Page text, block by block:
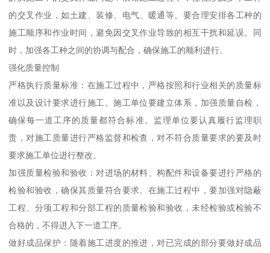
的交叉作业，如土建、装修、电气、暖通等。要合理安排各工种的
施工顺序和作业时间，避免因交叉作业导致的相互干扰和延误。同
时，加强各工种之间的协调与配合，确保施工的顺利进行。
强化质量控制
严格执行质量标准：在施工过程中，严格按照和行业相关的质量标
准以及设计要求进行施工。施工单位要建立体系，加强质量自检，
确保每一道工序的质量都符合标准。监理单位要认真履行监理职
责，对施工质量进行严格监督和检查，对不符合质量要求的要及时
要求施工单位进行整改。
加强质量检验和验收：对进场的材料、构配件和设备要进行严格的
检验和验收，确保其质量符合要求。在施工过程中，要加强对隐蔽
工程、分项工程和分部工程的质量检验和验收，未经检验或检验不
合格的，不得进入下一道工序。
做好成品保护：随着施工进度的推进，对已完成的部分要做好成品